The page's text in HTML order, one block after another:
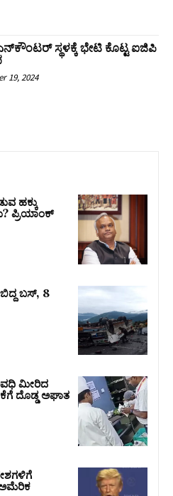
ಸ್ಥಳಕ್ಕೆ ಭೇಟಿ ಕೊಟ್ಟ ಐಜಿಪಿ
19, 2024
ಹಕ್ಕು
ಪ್ರಿಯಾಂಕ್
ಬಸ್‌, 8
ಮೀರಿದ
ದೊಡ್ಡ ಅಘಾತ
ಅಮೆರಿಕ